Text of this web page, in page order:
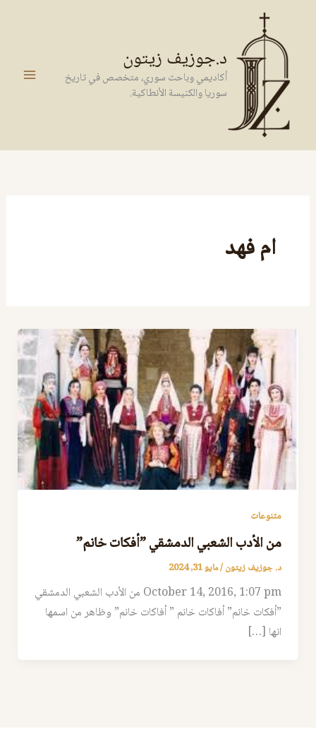
المحتوى
د.جوزيف زيتون
أكاديمي وباحث سوري، متخصص في تاريخ
سوريا والكنيسة الأنطاكية.
ام فهد
متنوعات
من الأدب الشعبي الدمشقي ”أفكات خانم”
د. جوزيف زيتون/مايو 31, 2024
October 14, 2016, 1:07 pm من الأدب الشعبي الدمشقي
”أفكات خانم” أفاكات خانم ” أفاكات خانم” وظاهر من اسمها
انها […]